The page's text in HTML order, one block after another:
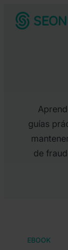
Saltar
guías
de
EBOOK